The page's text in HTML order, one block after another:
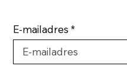
E-mailadres